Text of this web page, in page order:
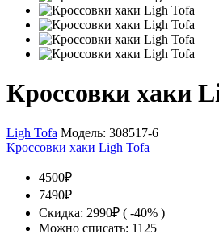
Кроссовки хаки
Ligh Tofa Модель: 308517-6
Кроссовки хаки Ligh Tofa
4500₽
7490₽
Скидка: 2990₽ ( -40% )
Можно списать: 1125